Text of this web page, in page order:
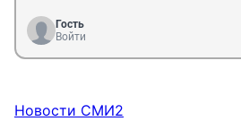
Гость
Войти
Новости СМИ2